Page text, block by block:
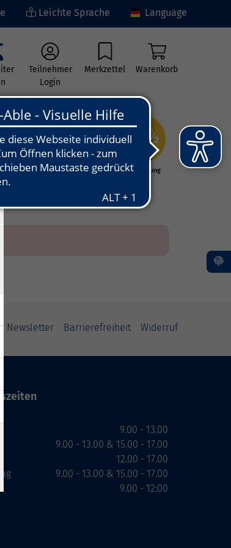
Leichte Sprache Language
Teilnehmer
Login
Merkzettel Warenkorb
Kunst - Kultur -
Grundbildung
Newsletter Barrierefreiheit Widerruf
9.00 - 13.00
9.00 - 13.00 & 15.00 - 17.00
12.00 - 17.00
9.00 - 13.00 & 15.00 - 17.00
9.00 - 12:00